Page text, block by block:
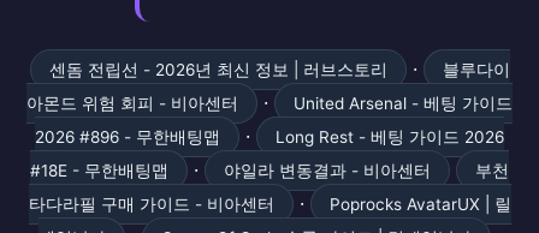
센돔 전립선 - 2026년 최신 정보 | 러브스토리 ·
블루다이
아몬드 위험 회피 - 비아센터
·
United Arsenal - 베팅 가이드
2026 #896 - 무한배팅맵
·
Long Rest - 베팅 가이드 2026
#18E - 무한배팅맵
· 야일라 변동결과 - 비아센터
부천
타다라필 구매 가이드 - 비아센터
·
Poprocks AvatarUX | 릴